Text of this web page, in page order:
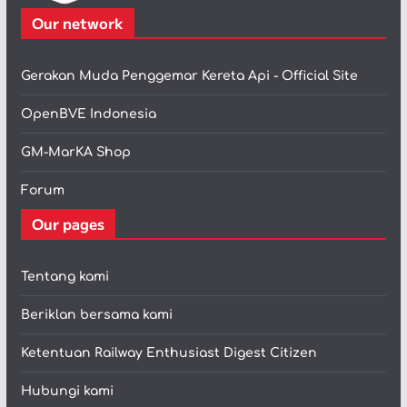
Our network
Gerakan Muda Penggemar Kereta Api - Official Site
OpenBVE Indonesia
GM-MarKA Shop
Forum
Our pages
Tentang kami
Beriklan bersama kami
Ketentuan Railway Enthusiast Digest Citizen
Hubungi kami